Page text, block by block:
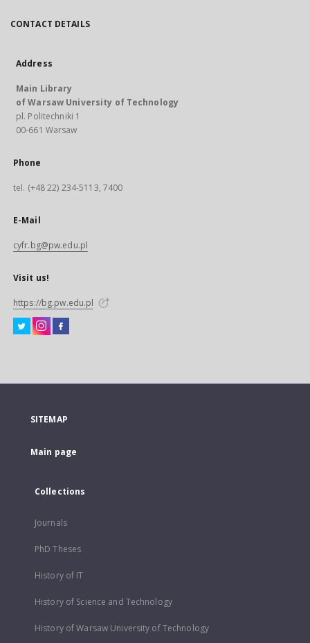
CONTACT DETAILS
Address
Main Library
of Warsaw University of Technology
pl. Politechniki 1
00-661 Warsaw
Phone
tel. (+48 22) 234-5113, 7400
E-Mail
cyfr.bg@pw.edu.pl
Visit us!
https://bg.pw.edu.pl
SITEMAP
Main page
Collections
Journals
PhD Theses
History of IT
History of Science and Technology
History of Warsaw University of Technology